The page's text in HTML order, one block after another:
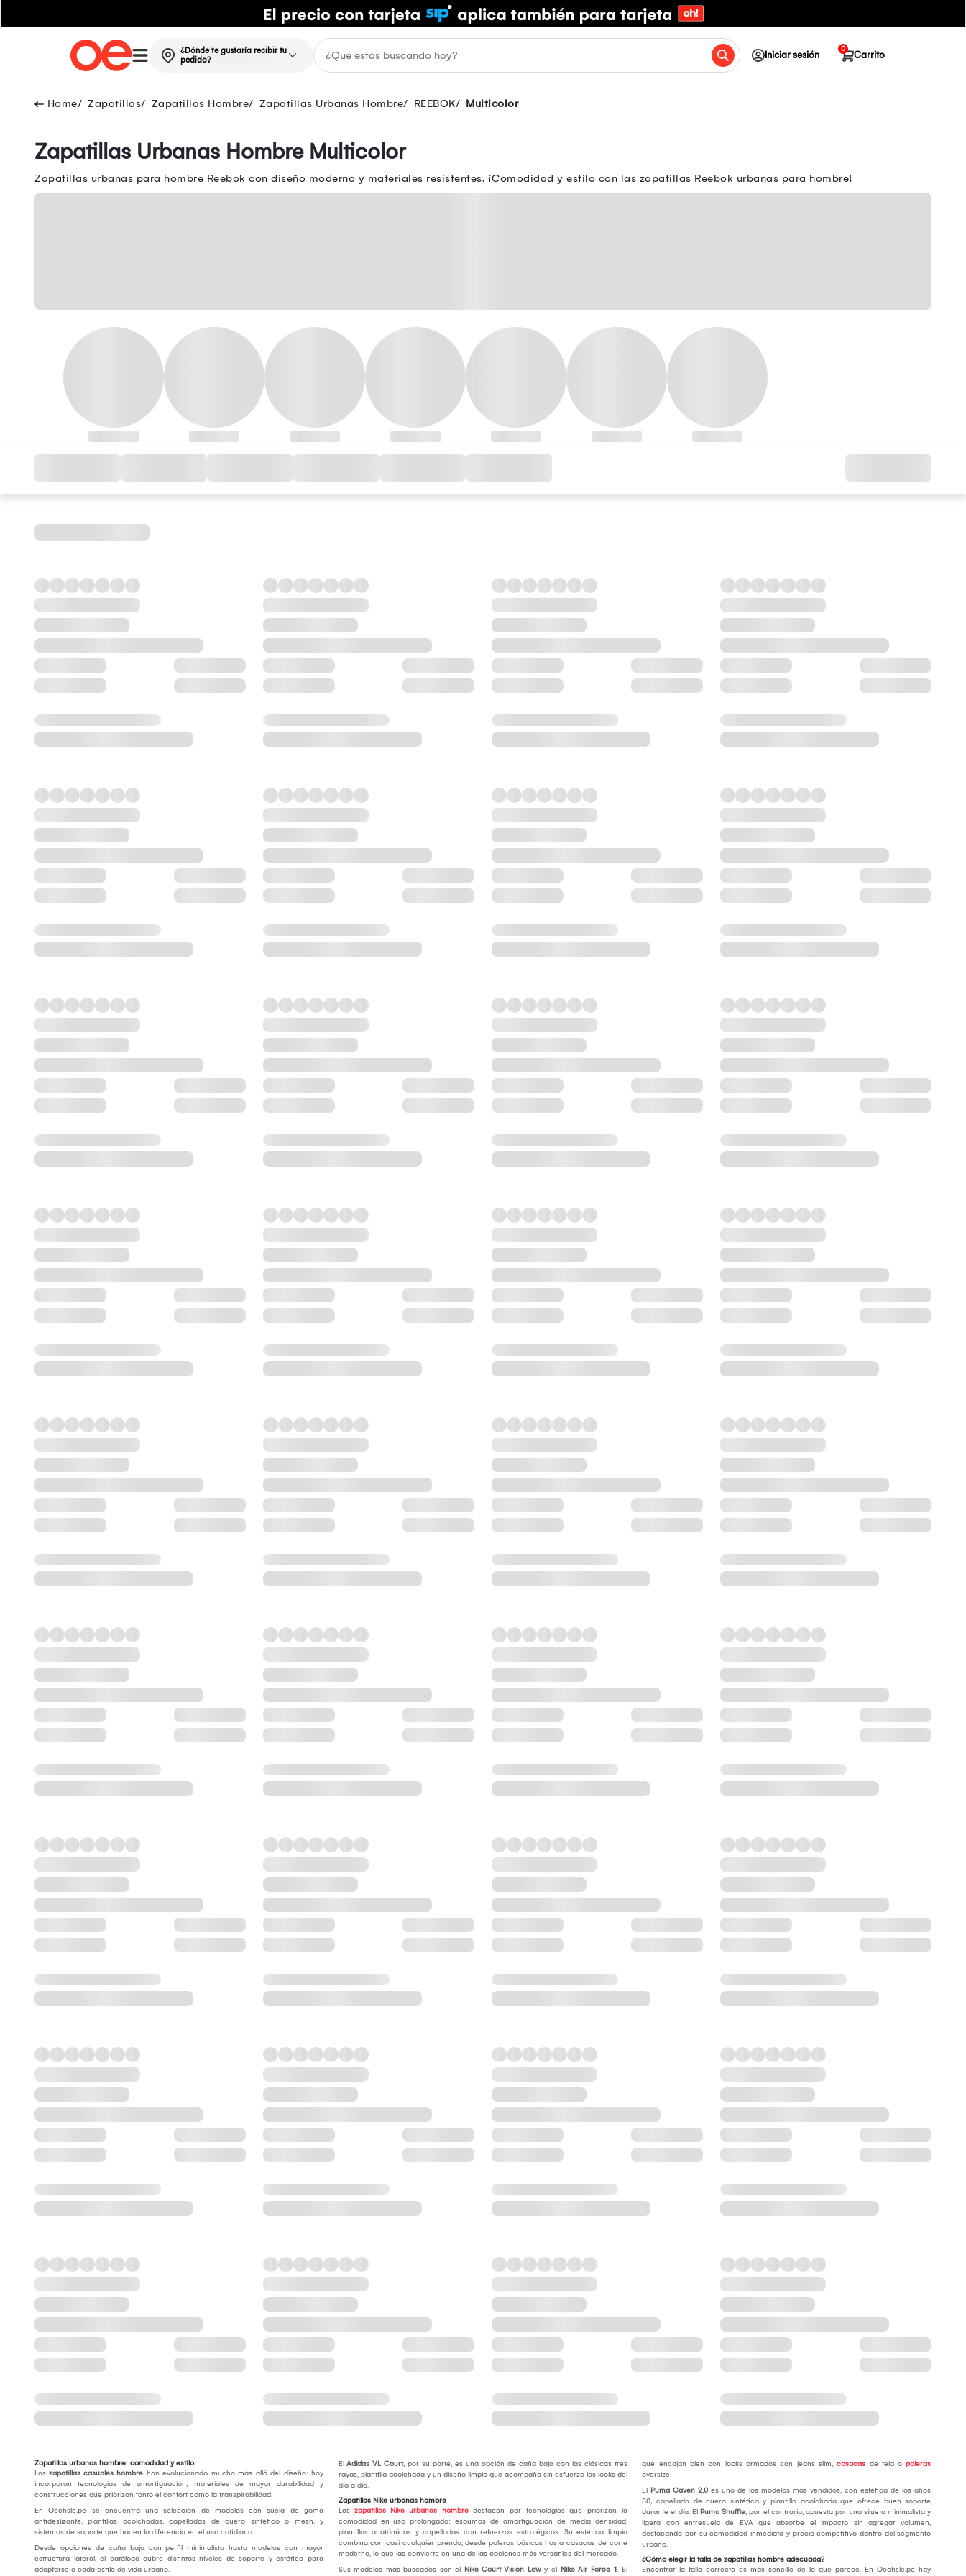
¿Dónde te gustaría recibir tu
pedido?
Iniciar sesión Carrito
0
Zapatillas Zapatillas Hombre Zapatillas Urbanas Hombre REEBOK Multicolor
Zapatillas Urbanas Hombre Multicolor
Zapatillas urbanas para hombre Reebok con diseño moderno y materiales resistentes. ¡Comodidad y estilo con las zapatillas Reebok urbanas para hombre!
Zapatillas urbanas hombre: comodidad y estilo
Las zapatillas casuales hombre han evolucionado mucho más allá del diseño: hoy
incorporan tecnologías de amortiguación, materiales de mayor durabilidad y
construcciones que priorizan tanto el confort como la transpirabilidad.
En Oechsle.pe se encuentra una selección de modelos con suela de goma
antideslizante, plantillas acolchadas, capelladas de cuero sintético o mesh, y
sistemas de soporte que hacen la diferencia en el uso cotidiano.
Desde opciones de caña baja con perfil minimalista hasta modelos con mayor
estructura lateral, el catálogo cubre distintos niveles de soporte y estética para
adaptarse a cada estilo de vida urbano.
El Adidas VL Court, por su parte, es una opción de caña baja con las clásicas tres
rayas, plantilla acolchada y un diseño limpio que acompaña sin esfuerzo los looks del
día a día.
Zapatillas Nike urbanas hombre
Las zapatillas Nike urbanas hombredestacan por tecnologías que priorizan la
comodidad en uso prolongado: espumas de amortiguación de media densidad,
plantillas anatómicas y capelladas con refuerzos estratégicos. Su estética limpia
combina con casi cualquier prenda, desde poleras básicas hasta casacas de corte
moderno, lo que las convierte en una de las opciones más versátiles del mercado.
Sus modelos más buscados son el
Nike Court Vision Lowy el Nike Air Force 1. El
que encajan bien con looks armados con jeans slim,casacas de tela opoleras
oversize.
El
Puma Caven 2.0 es uno de los modelos más vendidos, con estética de los años
80, capellada de cuero sintético y plantilla acolchada que ofrece buen soporte
durante el día. El Puma Shuffle, por el contrario, apuesta por una silueta minimalista y
ligera con entresuela de EVA que absorbe el impacto sin agregar volumen,
destacando por su comodidad inmediata y precio competitivo dentro del segmento
urbano.
¿Cómo elegir la talla de zapatillas hombre adecuada?
Encontrar la talla correcta es más sencillo de lo que parece. En Oechsle.pe hay